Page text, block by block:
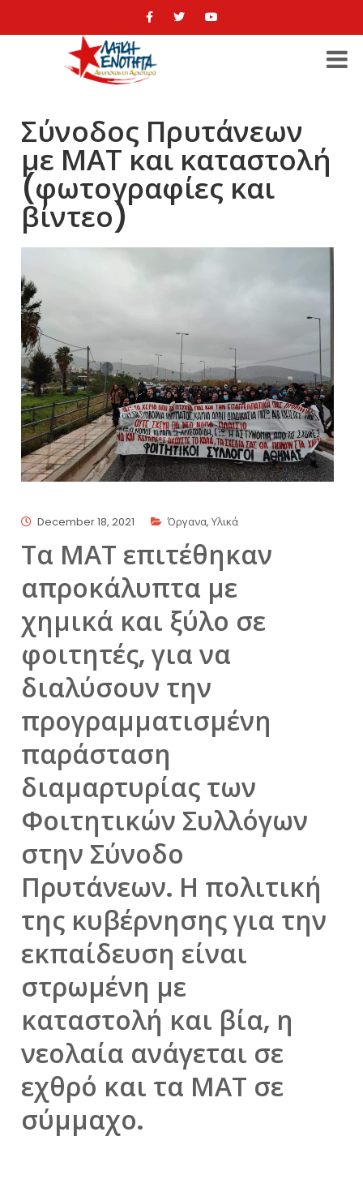
Σύνοδος Πρυτάνεων
με ΜΑΤ και καταστολή
(φωτογραφίες και
βίντεο)
December 18, 2021 Όργανα,Υλικά
Τα ΜΑΤ επιτέθηκαν
απροκάλυπτα με
χημικά και ξύλο σε
φοιτητές, για να
διαλύσουν την
προγραμματισμένη
παράσταση
διαμαρτυρίας των
Φοιτητικών Συλλόγων
στην Σύνοδο
Πρυτάνεων. Η πολιτική
της κυβέρνησης για την
εκπαίδευση είναι
στρωμένη με
καταστολή και βία, η
νεολαία ανάγεται σε
εχθρό και τα ΜΑΤ σε
σύμμαχο.